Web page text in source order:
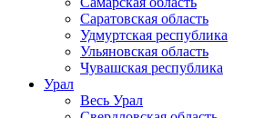
Саратовская область
Удмуртская республика
Ульяновская область
Чувашская республика
Урал
Весь Урал